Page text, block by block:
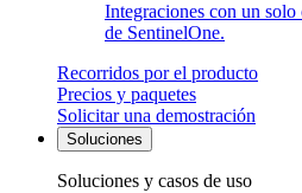
Integraciones con un
de SentinelOne.
Recorridos por el producto
Precios y paquetes
Solicitar una demostración
Soluciones
Soluciones y casos de uso